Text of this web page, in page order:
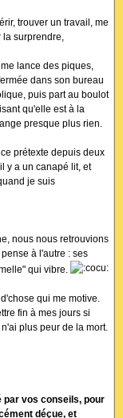
trouver un travail, me
la surprendre,
lance des piques,
dans son bureau
puis part au boulot
qu'elle est à la
presque plus rien.
prétexte depuis deux
y a un canapé lit, et
je suis
nous nous retrouvions
à l'autre : ses
qui vibre.
qui me motive.
fin à mes jours si
plus peur de la mort.
par vos conseils, pour
déçue, et